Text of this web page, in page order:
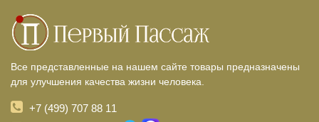
Все представленные на нашем сайте товары предназначены
для улучшения качества жизни человека.
+7 (499) 707 88 11